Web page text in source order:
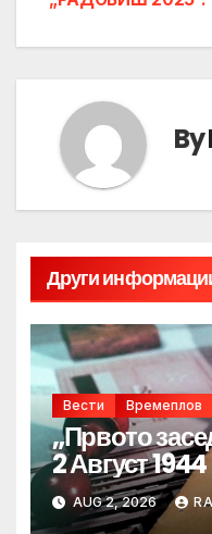
By
Други
Вести Времеплов
„Првото
2 Август
AUG 2, 2026